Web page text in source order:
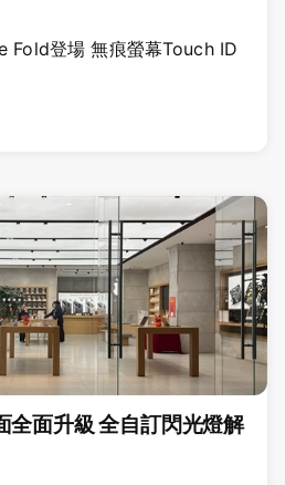
Fold登場 無痕螢幕Touch ID
全面升級 全自訂閃光燈解